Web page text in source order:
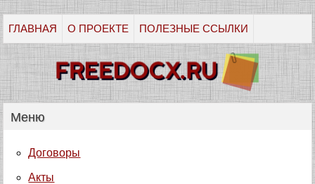
ГЛАВНАЯ О ПРОЕКТЕ ПОЛЕЗНЫЕ ССЫЛКИ
Меню
Договоры
Акты